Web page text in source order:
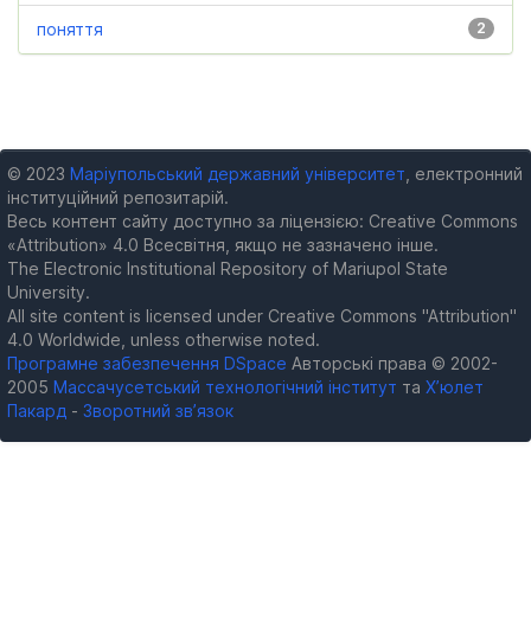
2
поняття
© 2023 Маріупольський державний університет , електронний
інституційний репозитарій.
Весь контент сайту доступно за ліцензією: Creative Commons
«Attribution» 4.0 Всесвітня, якщо не зазначено інше.
The Electronic Institutional Repository of Mariupol State
University.
All site content is licensed under Creative Commons "Attribution"
4.0 Worldwide, unless otherwise noted.
Програмне забезпечення DSpace Авторські права © 2002-
2005 Массачусетський технологічний інститут та Х’юлет
Пакард - Зворотний зв’язок